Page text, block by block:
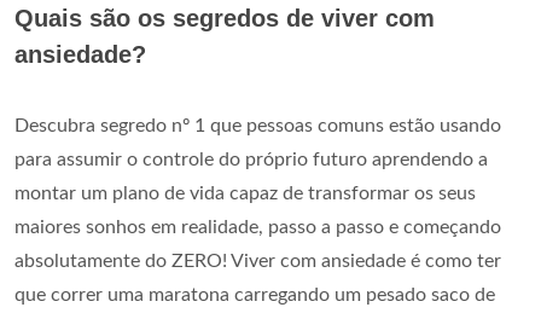
Quais são os segredos de viver com
ansiedade?
Descubra segredo nº 1 que pessoas comuns estão usando
para assumir o controle do próprio futuro aprendendo a
montar um plano de vida capaz de transformar os seus
maiores sonhos em realidade, passo a passo e começando
absolutamente do ZERO! Viver com ansiedade é como ter
que correr uma maratona carregando um pesado saco de